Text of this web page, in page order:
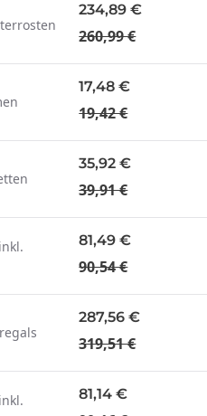
234,89 €
260,99 €
17,48 €
19,42 €
35,92 €
39,91 €
81,49 €
90,54 €
287,56 €
319,51 €
81,14 €